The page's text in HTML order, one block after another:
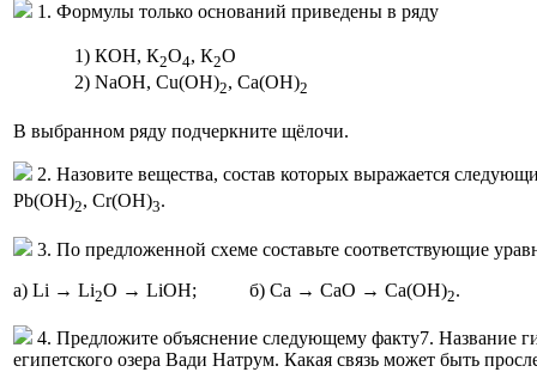
1. Формулы только оснований приведены в ряду
1) КОН, К2O4, К2O
2) NaOH, Cu(OH)2, Ca(OH)2
В выбранном ряду подчеркните щёлочи.
2. Назовите вещества, состав которых выражается
Pb(OH)2, Cr(OH)3.
3. По предложенной схеме составьте соответствующие
a) Li → Li2O → LiOH; б) Са → СаО → Са(ОН)2.
4. Предложите объяснение следующему факту7. Название
египетского озера Вади Натрум. Какая связь может быть